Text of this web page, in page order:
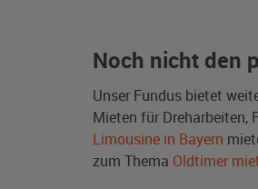
Noch nicht den
Unser Fundus bietet
Mieten für Dreharbeiten,
Limousine in Bayern
zum Thema Oldtimer